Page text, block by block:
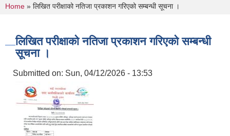
You are here
Home » लिखित परीक्षाको नतिजा प्रकाशन गरिएको सम्बन्धी सूचना ।
लिखित परीक्षाको नतिजा प्रकाशन गरिएको सम्बन्धी
सूचना ।
Submitted on: Sun, 04/12/2026 - 13:53